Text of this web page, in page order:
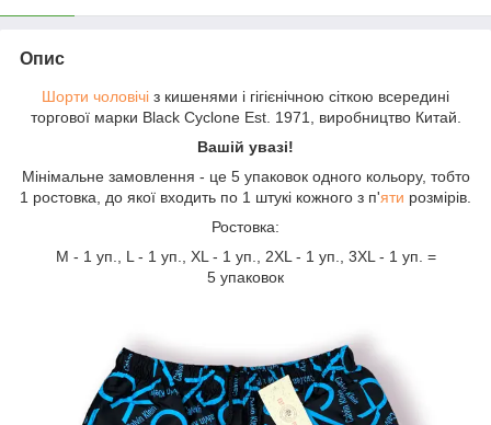
Опис
Шорти чоловічі з кишенями і гігієнічною сіткою всередині
торгової марки Black Cyclone Est. 1971, виробництво Китай.
Вашій увазі!
Мінімальне замовлення - це 5 упаковок одного кольору, тобто
1 ростовка, до якої входить по 1 штукі кожного з п'яти розмірів.
Ростовка:
М - 1 уп., L - 1 уп., XL - 1 уп., 2XL - 1 уп., 3XL - 1 уп. =
5 упаковок